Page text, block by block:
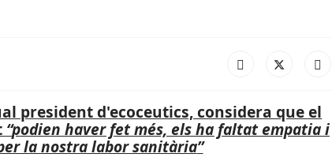
president d'ecoceutics, considera que el
“podien haver fet més, els ha faltat empatia i
la nostra labor sanitària”